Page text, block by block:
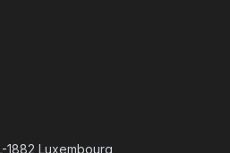
1882 Luxembourg